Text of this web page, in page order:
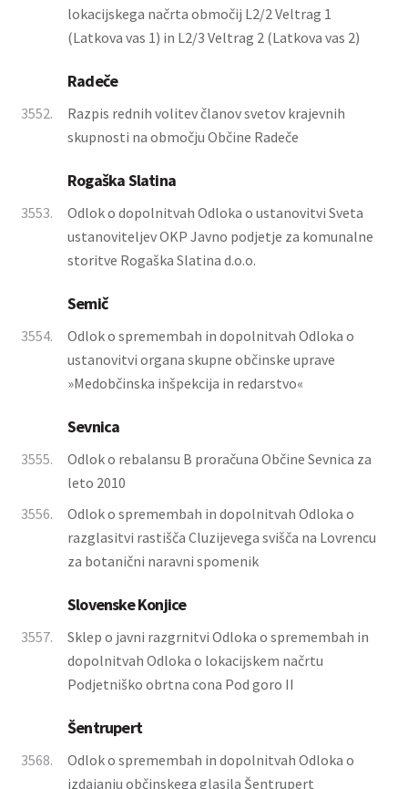
lokacijskega načrta območij L2/2 Veltrag 1
(Latkova vas 1) in L2/3 Veltrag 2 (Latkova vas 2)
Radeče
3552.
Razpis rednih volitev članov svetov krajevnih
skupnosti na območju Občine Radeče
Rogaška Slatina
3553.
Odlok o dopolnitvah Odloka o ustanovitvi Sveta
ustanoviteljev OKP Javno podjetje za komunalne
storitve Rogaška Slatina d.o.o.
Semič
3554.
Odlok o spremembah in dopolnitvah Odloka o
ustanovitvi organa skupne občinske uprave
»Medobčinska inšpekcija in redarstvo«
Sevnica
3555.
Odlok o rebalansu B proračuna Občine Sevnica za
leto 2010
3556.
Odlok o spremembah in dopolnitvah Odloka o
razglasitvi rastišča Cluzijevega svišča na Lovrencu
za botanični naravni spomenik
Slovenske Konjice
3557.
Sklep o javni razgrnitvi Odloka o spremembah in
dopolnitvah Odloka o lokacijskem načrtu
Podjetniško obrtna cona Pod goro II
Šentrupert
3568.
Odlok o spremembah in dopolnitvah Odloka o
izdajanju občinskega glasila Šentrupert